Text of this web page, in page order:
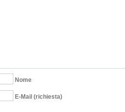
Nome
E-Mail (richiesta)